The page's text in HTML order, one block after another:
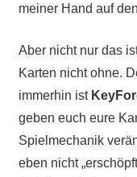
meiner Hand auf
Aber nicht nur das
Karten nicht ohne.
immerhin ist
geben euch eure
Spielmechanik
eben nicht